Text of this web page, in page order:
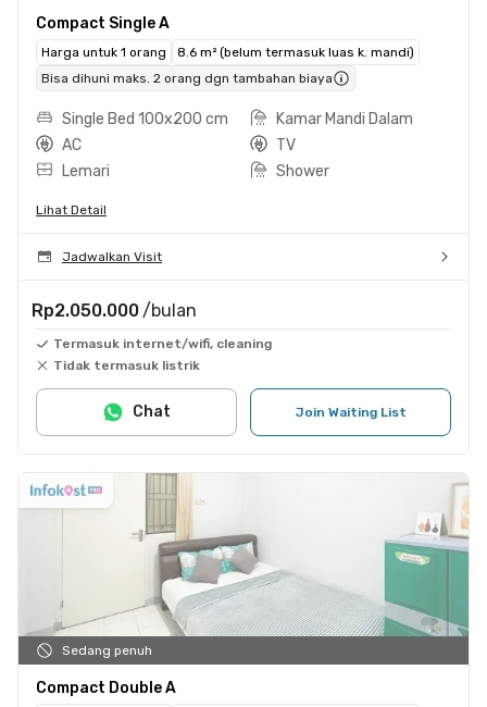
Compact Single A
Harga untuk 1 orang
8.6 m² (belum termasuk luas k. mandi)
Bisa dihuni maks. 2 orang dgn tambahan biaya
Single Bed 100x200 cm
Kamar Mandi Dalam
AC
TV
Lemari
Shower
Lihat Detail
Jadwalkan Visit
Rp2.050.000 /bulan
Termasuk internet/wifi, cleaning
Tidak termasuk listrik
Join Waiting List
Chat
Sedang penuh
Compact Double A